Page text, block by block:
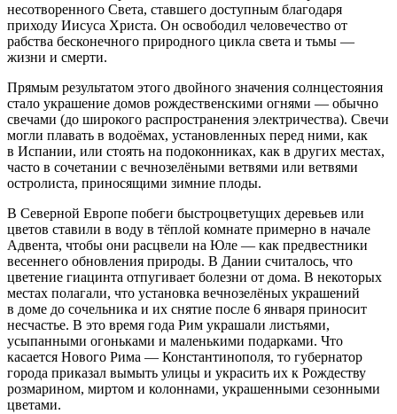
несотворенного Света, ставшего доступным благодаря
приходу Иисуса Христа. Он освободил человечество от
рабства бесконечного природного цикла света и тьмы —
жизни и смерти.
Прямым результатом этого двойного значения солнцестояния
стало украшение домов рождественскими огнями — обычно
свечами (до широкого распространения электричества). Свечи
могли плавать в водоёмах, установленных перед ними, как
в Испании, или стоять на подоконниках, как в других местах,
часто в сочетании с вечнозелёными ветвями или ветвями
остролиста, приносящими зимние плоды.
В Северной Европе побеги быстроцветущих деревьев или
цветов ставили в воду в тёплой комнате примерно в начале
Адвента, чтобы они расцвели на Юле — как предвестники
весеннего обновления природы. В Дании считалось, что
цветение гиацинта отпугивает болезни от дома. В некоторых
местах полагали, что установка вечнозелёных украшений
в доме до сочельника и их снятие после 6 января приносит
несчастье. В это время года Рим украшали листьями,
усыпанными огоньками и маленькими подарками. Что
касается Нового Рима — Константинополя, то губернатор
города приказал вымыть улицы и украсить их к Рождеству
розмарином, миртом и колоннами, украшенными сезонными
цветами.